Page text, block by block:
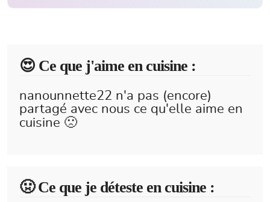
😍️ Ce que j'aime en cuisine :
nanounnette22 n'a pas (encore)
partagé avec nous ce qu'elle aime en
cuisine 🙁
🤢 Ce que je déteste en cuisine :